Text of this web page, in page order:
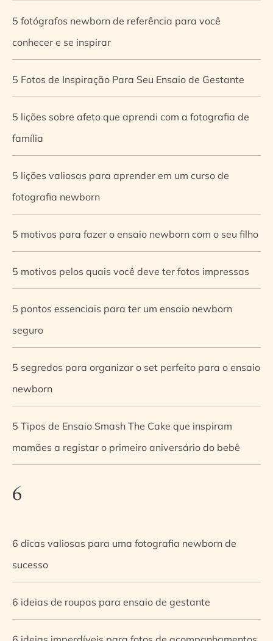
5 fotógrafos newborn de referência para você
conhecer e se inspirar
5 Fotos de Inspiração Para Seu Ensaio de Gestante
5 lições sobre afeto que aprendi com a fotografia de
família
5 lições valiosas para aprender em um curso de
fotografia newborn
5 motivos para fazer o ensaio newborn com o seu filho
5 motivos pelos quais você deve ter fotos impressas
5 pontos essenciais para ter um ensaio newborn
seguro
5 segredos para organizar o set perfeito para o ensaio
newborn
5 Tipos de Ensaio Smash The Cake que inspiram
mamães a registar o primeiro aniversário do bebê
6
6 dicas valiosas para uma fotografia newborn de
sucesso
6 ideias de roupas para ensaio de gestante